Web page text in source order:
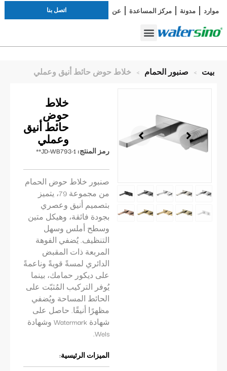
موارد مدونة مركز المساعدة عن اتصل بنا
بيت > صنبور الحمام > خلاط حوض حائط أنيق وعملي
خلاط
حوض
حائط أنيق
وعملي
رمز المنتج:JD-WB793-1**
صنبور خلاط حوض الحمام
من مجموعة 79، يتميز
بتصميم أنيق وعصري
بجودة فائقة، وهيكل متين
وسطح أملس وسهل
التنظيف. يُضفي الفوهة
المربعة ذات المقبض
الدائري لمسةً قويةً وناعمةً
على ديكور حمامك، بينما
يُوفر التركيب المُثبّت على
الحائط المساحة ويُضفي
مظهرًا أنيقًا. حاصل على
شهادة Watermark وشهادة
Wels.
الميزات الرئيسية: